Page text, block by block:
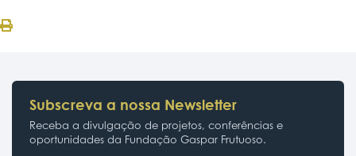
Subscreva a nossa Newsletter
Receba a divulgação de projetos, conferências e
oportunidades da Fundação Gaspar Frutuoso.